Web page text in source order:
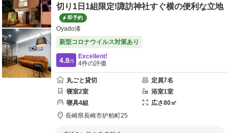
切り1日1組限定!諏訪神社すぐ横の便利な立地
即予約
Oyado漆
新型コロナウイルス対策あり
4.8/5
Excellent!
4件の評価
丸ごと貸切 定員7名
寝室2室 浴室1室
寝具4組 広さ80㎡
長崎県長崎市炉粕町25